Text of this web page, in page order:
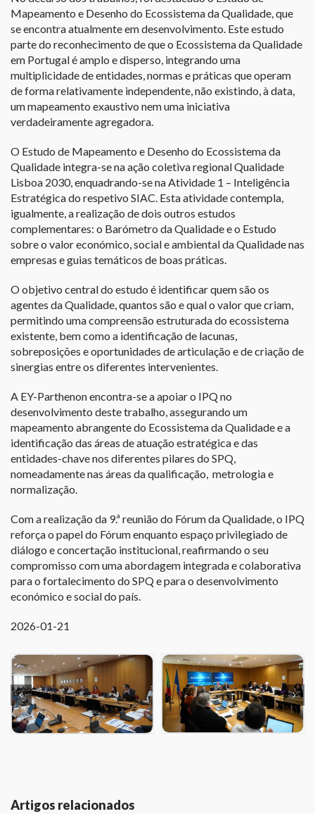
Mapeamento e Desenho do Ecossistema da Qualidade, que
se encontra atualmente em desenvolvimento. Este estudo
parte do reconhecimento de que o Ecossistema da Qualidade
em Portugal é amplo e disperso, integrando uma
multiplicidade de entidades, normas e práticas que operam
de forma relativamente independente, não existindo, à data,
um mapeamento exaustivo nem uma iniciativa
verdadeiramente agregadora.
O Estudo de Mapeamento e Desenho do Ecossistema da
Qualidade integra-se na ação coletiva regional Qualidade
Lisboa 2030, enquadrando-se na Atividade 1 – Inteligência
Estratégica do respetivo SIAC. Esta atividade contempla,
igualmente, a realização de dois outros estudos
complementares: o Barómetro da Qualidade e o Estudo
sobre o valor económico, social e ambiental da Qualidade nas
empresas e guias temáticos de boas práticas.
O objetivo central do estudo é identificar quem são os
agentes da Qualidade, quantos são e qual o valor que criam,
permitindo uma compreensão estruturada do ecossistema
existente, bem como a identificação de lacunas,
sobreposições e oportunidades de articulação e de criação de
sinergias entre os diferentes intervenientes.
A EY-Parthenon encontra-se a apoiar o IPQ no
desenvolvimento deste trabalho, assegurando um
mapeamento abrangente do Ecossistema da Qualidade e a
identificação das áreas de atuação estratégica e das
entidades-chave nos diferentes pilares do SPQ,
nomeadamente nas áreas da qualificação, metrologia e
normalização.
Com a realização da 9.ª reunião do Fórum da Qualidade, o IPQ
reforça o papel do Fórum enquanto espaço privilegiado de
diálogo e concertação institucional, reafirmando o seu
compromisso com uma abordagem integrada e colaborativa
para o fortalecimento do SPQ e para o desenvolvimento
económico e social do país.
2026-01-21
Artigos relacionados